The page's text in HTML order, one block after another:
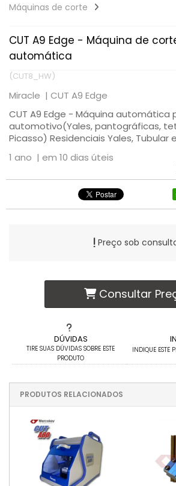
Máquinas de corte
CUT A9 Edge - Máquina de
automática
(CUT8_HW)
Miracle | CUT A9 Edge
CUT A9 Edge - Máquina automática
automotivo(Yales, pantográficas,
Picasso) Residenciais Yales, Tubular
1 ano | em 10 dias úteis
DÚVIDAS
TIRE SUAS DÚVIDAS SOBRE ESTE
PRODUTO
INDIQUE ESTE
Preço sob
Consultar
PRODUTOS RELACIONADOS